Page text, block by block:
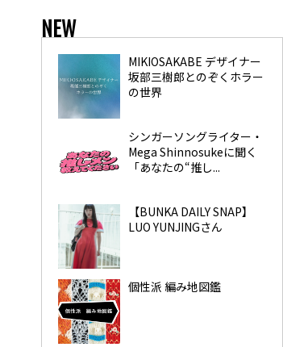
NEW
MIKIOSAKABE デザイナー
坂部三樹郎とのぞくホラー
の世界
シンガーソングライター・
Mega Shinnosukeに聞く
「あなたの“推し...
【BUNKA DAILY SNAP】
LUO YUNJINGさん
個性派 編み地図鑑